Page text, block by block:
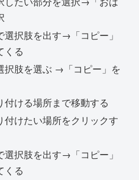
選択肢を出す→「コピー」
くる
択肢を選ぶ →「コピー」を
付ける場所まで移動する
付けたい場所をクリックす
選択肢を出す→「コピー」
くる